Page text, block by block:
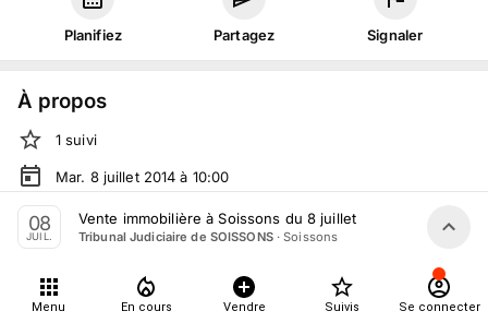
Planifiez Partagez Signaler
À propos
1 suivi
Mar. 8 juillet 2014 à 10:00
Vente judiciaireorganisée par
Tribunal Judiciaire de
SOISSONS
Tout le monde peut participer
08
JUIL.
Vente immobilière à Soissons du 8 juillet
Tribunal Judiciaire de SOISSONS·Soissons
Menu En cours Vendre Suivis Se connecter